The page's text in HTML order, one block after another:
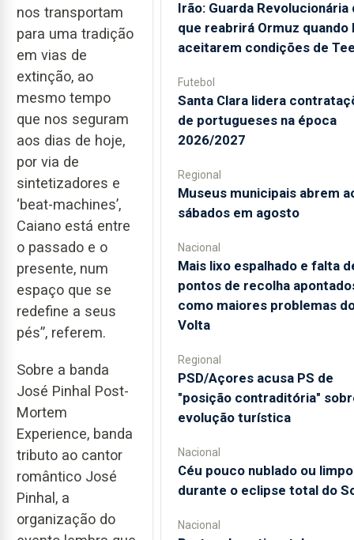
nos transportam
para uma tradição
em vias de
extinção, ao
mesmo tempo
que nos seguram
aos dias de hoje,
por via de
sintetizadores e
‘beat-machines’,
Caiano está entre
o passado e o
presente, num
espaço que se
redefine a seus
pés”, referem.
Sobre a banda
José Pinhal Post-
Mortem
Experience, banda
tributo ao cantor
romântico José
Pinhal, a
organização do
Irão: Guarda Revolucionária
que reabrirá Ormuz quando
aceitarem condições de
Futebol
Santa Clara lidera
de portugueses na época
2026/2027
Regional
Museus municipais abrem
sábados em agosto
Nacional
Mais lixo espalhado e falta
pontos de recolha
como maiores problemas
Volta
Regional
PSD/Açores acusa PS de
"posição contraditória"
evolução turística
Nacional
Céu pouco nublado ou limpo
durante o eclipse total do
Nacional